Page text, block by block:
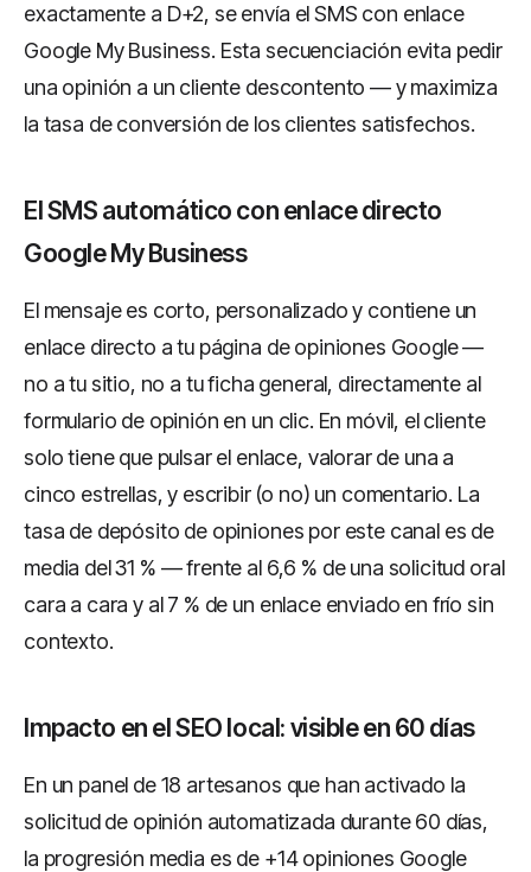
exactamente a D+2, se envía el SMS con enlace
Google My Business. Esta secuenciación evita pedir
una opinión a un cliente descontento — y maximiza
la tasa de conversión de los clientes satisfechos.
El SMS automático con enlace directo
Google My Business
El mensaje es corto, personalizado y contiene un
enlace directo a tu página de opiniones Google —
no a tu sitio, no a tu ficha general, directamente al
formulario de opinión en un clic. En móvil, el cliente
solo tiene que pulsar el enlace, valorar de una a
cinco estrellas, y escribir (o no) un comentario. La
tasa de depósito de opiniones por este canal es de
media del 31 % — frente al 6,6 % de una solicitud oral
cara a cara y al 7 % de un enlace enviado en frío sin
contexto.
Impacto en el SEO local: visible en 60 días
En un panel de 18 artesanos que han activado la
solicitud de opinión automatizada durante 60 días,
la progresión media es de +14 opiniones Google